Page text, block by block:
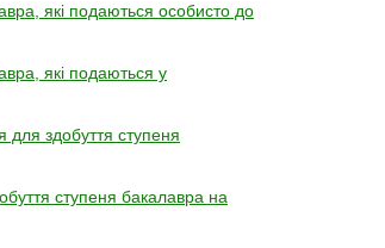
які подаються особисто до
які подаються у
здобуття ступеня
ступеня бакалавра на